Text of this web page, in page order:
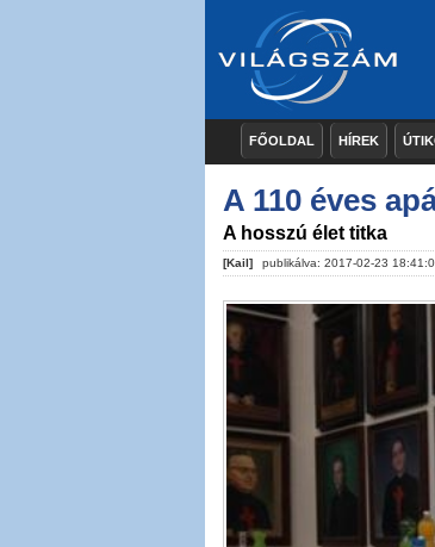
FŐOLDAL HÍREK
A 110 éves
A hosszú élet titka
[Kail] publikálva: 2017-02-23